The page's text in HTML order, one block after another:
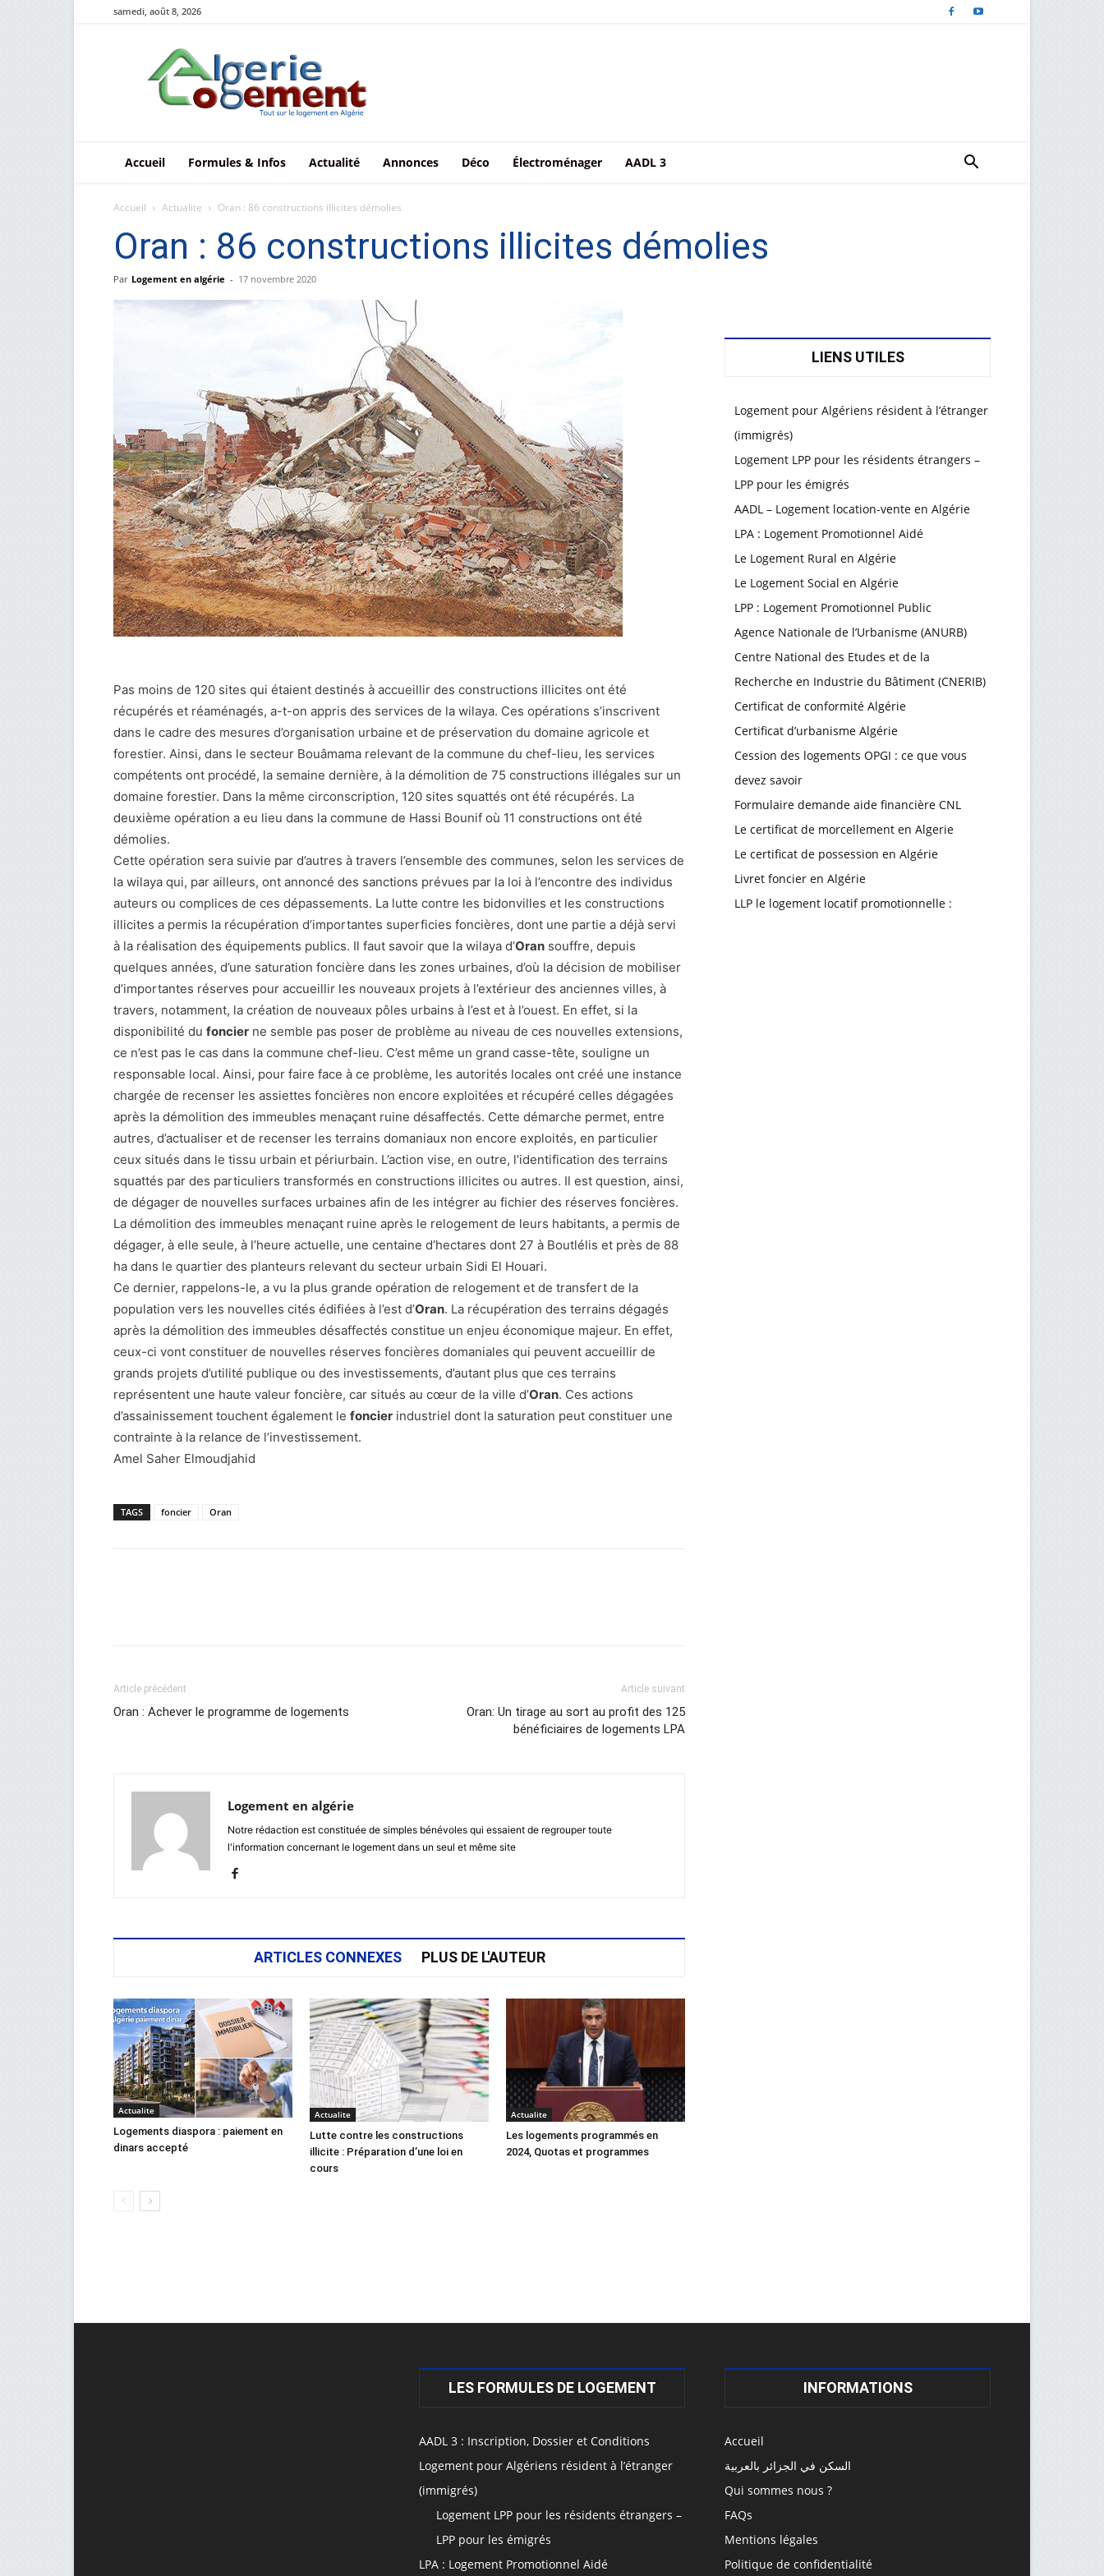
samedi, août 8, 2026
Le
logement
en
Algérie
Accueil Formules & Infos Actualité Annonces Déco Électroménager AADL 3
Accueil Actualite Oran : 86 constructions illicites démolies
Oran : 86 constructions illicites démolies
Par Logement en algérie - 17 novembre 2020
Pas moins de 120 sites qui étaient destinés à accueillir des constructions illicites ont été
récupérés et réaménagés, a-t-on appris des services de la wilaya. Ces opérations s’inscrivent
dans le cadre des mesures d’organisation urbaine et de préservation du domaine agricole et
forestier. Ainsi, dans le secteur Bouâmama relevant de la commune du chef-lieu, les services
compétents ont procédé, la semaine dernière, à la démolition de 75 constructions illégales sur un
domaine forestier. Dans la même circonscription, 120 sites squattés ont été récupérés. La
deuxième opération a eu lieu dans la commune de Hassi Bounif où 11 constructions ont été
démolies.
Cette opération sera suivie par d’autres à travers l’ensemble des communes, selon les services de
la wilaya qui, par ailleurs, ont annoncé des sanctions prévues par la loi à l’encontre des individus
auteurs ou complices de ces dépassements. La lutte contre les bidonvilles et les constructions
illicites a permis la récupération d’importantes superficies foncières, dont une partie a déjà servi
à la réalisation des équipements publics. Il faut savoir que la wilaya d’Oran souffre, depuis
quelques années, d’une saturation foncière dans les zones urbaines, d’où la décision de mobiliser
d’importantes réserves pour accueillir les nouveaux projets à l’extérieur des anciennes villes, à
travers, notamment, la création de nouveaux pôles urbains à l’est et à l’ouest. En effet, si la
disponibilité du foncier ne semble pas poser de problème au niveau de ces nouvelles extensions,
ce n’est pas le cas dans la commune chef-lieu. C’est même un grand casse-tête, souligne un
responsable local. Ainsi, pour faire face à ce problème, les autorités locales ont créé une instance
chargée de recenser les assiettes foncières non encore exploitées et récupéré celles dégagées
après la démolition des immeubles menaçant ruine désaffectés. Cette démarche permet, entre
autres, d’actualiser et de recenser les terrains domaniaux non encore exploités, en particulier
ceux situés dans le tissu urbain et périurbain. L’action vise, en outre, l’identification des terrains
squattés par des particuliers transformés en constructions illicites ou autres. Il est question, ainsi,
de dégager de nouvelles surfaces urbaines afin de les intégrer au fichier des réserves foncières.
La démolition des immeubles menaçant ruine après le relogement de leurs habitants, a permis de
dégager, à elle seule, à l’heure actuelle, une centaine d’hectares dont 27 à Boutlélis et près de 88
ha dans le quartier des planteurs relevant du secteur urbain Sidi El Houari.
Ce dernier, rappelons-le, a vu la plus grande opération de relogement et de transfert de la
population vers les nouvelles cités édifiées à l’est d’Oran. La récupération des terrains dégagés
après la démolition des immeubles désaffectés constitue un enjeu économique majeur. En effet,
ceux-ci vont constituer de nouvelles réserves foncières domaniales qui peuvent accueillir de
grands projets d’utilité publique ou des investissements, d’autant plus que ces terrains
représentent une haute valeur foncière, car situés au cœur de la ville d’Oran. Ces actions
d’assainissement touchent également le foncier industriel dont la saturation peut constituer une
contrainte à la relance de l’investissement.
Amel Saher Elmoudjahid
TAGS foncier Oran
Article précédent
Oran : Achever le programme de logements
Article suivant
Oran: Un tirage au sort au profit des 125
bénéficiaires de logements LPA
Logement en algérie
Notre rédaction est constituée de simples bénévoles qui essaient de regrouper toute
l'information concernant le logement dans un seul et même site
ARTICLES CONNEXES PLUS DE L'AUTEUR
Actualite
Logements diaspora : paiement en
dinars accepté
Actualite
Lutte contre les constructions
illicite : Préparation d’une loi en
cours
Actualite
Les logements programmés en
2024, Quotas et programmes
LIENS UTILES
Logement pour Algériens résident à l’étranger
(immigrés)
Logement LPP pour les résidents étrangers –
LPP pour les émigrés
AADL – Logement location-vente en Algérie
LPA : Logement Promotionnel Aidé
Le Logement Rural en Algérie
Le Logement Social en Algérie
LPP : Logement Promotionnel Public
Agence Nationale de l’Urbanisme (ANURB)
Centre National des Etudes et de la
Recherche en Industrie du Bâtiment (CNERIB)
Certificat de conformité Algérie
Certificat d’urbanisme Algérie
Cession des logements OPGI : ce que vous
devez savoir
Formulaire demande aide financière CNL
Le certificat de morcellement en Algerie
Le certificat de possession en Algérie
Livret foncier en Algérie
LLP le logement locatif promotionnelle :
LES FORMULES DE LOGEMENT
AADL 3 : Inscription, Dossier et Conditions
Logement pour Algériens résident à l’étranger
(immigrés)
Logement LPP pour les résidents étrangers –
LPP pour les émigrés
LPA : Logement Promotionnel Aidé
INFORMATIONS
Accueil
السكن في الجزائر بالعربية
Qui sommes nous ?
FAQs
Mentions légales
Politique de confidentialité